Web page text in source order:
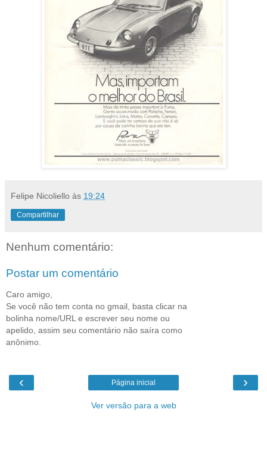
Felipe Nicoliello às 19:24
Compartilhar
Nenhum comentário:
Postar um comentário
Caro amigo,
Se você não tem conta no gmail, basta clicar na
bolinha nome/URL e escrever seu nome ou
apelido, assim seu comentário não saíra como
anônimo.
‹ ›
Página inicial
Ver versão para a web